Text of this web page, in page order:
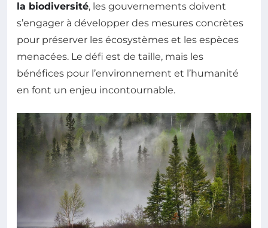
la biodiversité, les gouvernements doivent
s’engager à développer des mesures concrètes
pour préserver les écosystèmes et les espèces
menacées. Le défi est de taille, mais les
bénéfices pour l’environnement et l’humanité
en font un enjeu incontournable.